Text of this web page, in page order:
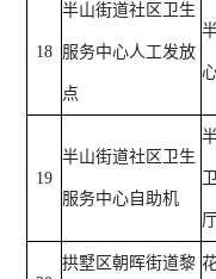
18
半山街道社区卫生
服务中心人工发放
点
19
半山街道社区卫生
服务中心自助机
厅
拱墅区朝晖街道黎